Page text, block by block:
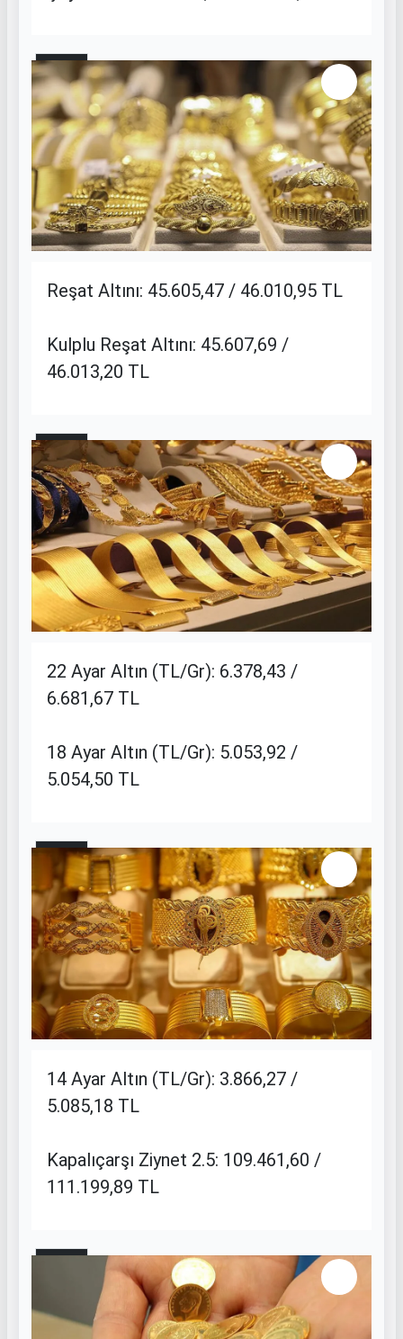
5 / 11
Reşat Altını: 45.605,47 / 46.010,95 TL
Kulplu Reşat Altını: 45.607,69 /
46.013,20 TL
6 / 11
22 Ayar Altın (TL/Gr): 6.378,43 /
6.681,67 TL
18 Ayar Altın (TL/Gr): 5.053,92 /
5.054,50 TL
7 / 11
14 Ayar Altın (TL/Gr): 3.866,27 /
5.085,18 TL
Kapalıçarşı Ziynet 2.5: 109.461,60 /
111.199,89 TL